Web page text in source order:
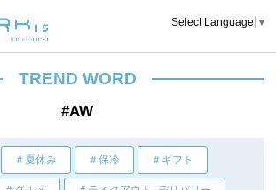
Select Language ▼
TREND WORD
#AW
＃夏休み ＃保冷 ＃ギフト